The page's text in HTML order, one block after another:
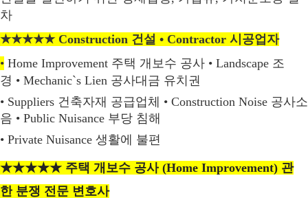
차
★★★★★ Construction 건설 • Contractor 시공업자
• Home Improvement 주택 개보수 공사 • Landscape 조
경 • Mechanic`s Lien 공사대금 유치 권
• Suppliers 건축자재 공급업체 • Construction Noise 공사소
음 • Public Nuisance 부당 침해
• Private Nuisance 생활에 불편
★★★★★ 주택 개보수 공사 (Home Improvement) 관
한 분쟁 전문 변호사